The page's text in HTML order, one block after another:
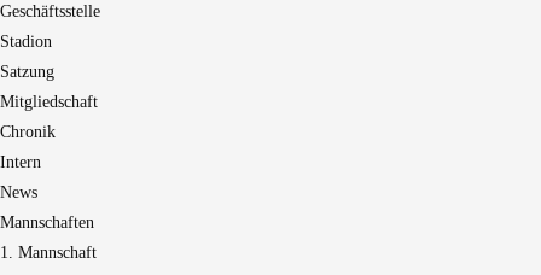
Geschäftsstelle
Stadion
Satzung
Mitgliedschaft
Chronik
Intern
News
Mannschaften
1. Mannschaft